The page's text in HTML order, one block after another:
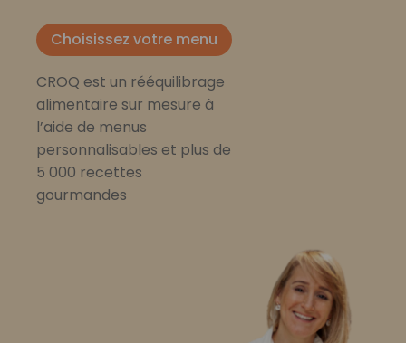
Choisissez votre menu
CROQ est un rééquilibrage
alimentaire sur mesure à
l’aide de menus
personnalisables et plus de
5 000 recettes
gourmandes